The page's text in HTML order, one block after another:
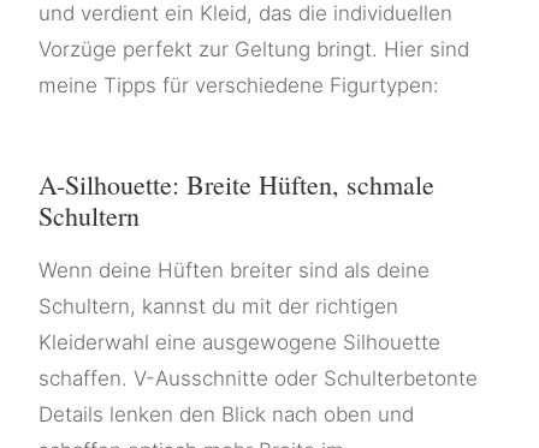
und verdient ein Kleid, das die individuellen
Vorzüge perfekt zur Geltung bringt. Hier sind
meine Tipps für verschiedene Figurtypen:
A-Silhouette: Breite Hüften, schmale
Schultern
Wenn deine Hüften breiter sind als deine
Schultern, kannst du mit der richtigen
Kleiderwahl eine ausgewogene Silhouette
schaffen. V-Ausschnitte oder Schulterbetonte
Details lenken den Blick nach oben und